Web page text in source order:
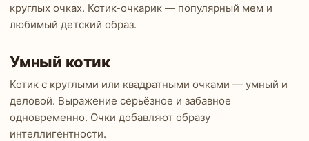
круглых очках. Котик-очкарик — популярный мем и
любимый детский образ.
Умный котик
Котик с круглыми или квадратными очками — умный и
деловой. Выражение серьёзное и забавное
одновременно. Очки добавляют образу
интеллигентности.